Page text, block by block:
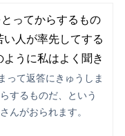
ってからするもの
人が率先してする
うに私はよく聞き
って返答にきゅうしま
するものだ、という
んがおられます。